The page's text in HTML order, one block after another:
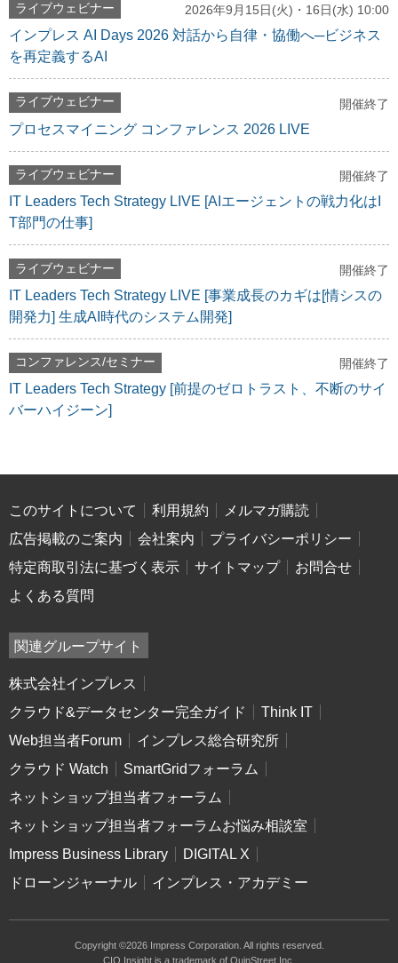
ライブウェビナー 2026年9月15日(火)・16日(水) 10:00
インプレス AI Days 2026 対話から自律・協働へ─ビジネス
を再定義するAI
ライブウェビナー 開催終了
プロセスマイニング コンファレンス 2026 LIVE
ライブウェビナー 開催終了
IT Leaders Tech Strategy LIVE [AIエージェントの戦力化はI
T部門の仕事]
ライブウェビナー 開催終了
IT Leaders Tech Strategy LIVE [事業成長のカギは[情シスの
開発力] 生成AI時代のシステム開発]
コンファレンス/セミナー 開催終了
IT Leaders Tech Strategy [前提のゼロトラスト、不断のサイ
バーハイジーン]
このサイトについて 利用規約
メルマガ購読
広告掲載のご案内
会社案内
プライバシーポリシー
特定商取引法に基づく表示
サイトマップ
お問合せ
よくある質問
関連グループサイト
株式会社インプレス
クラウド&データセンター完全ガイド
Think IT
Web担当者Forum
インプレス総合研究所
クラウド Watch
SmartGridフォーラム
ネットショップ担当者フォーラム
ネットショップ担当者フォーラムお悩み相談室
Impress Business Library
DIGITAL X
ドローンジャーナル
インプレス・アカデミー
Copyright ©2026 Impress Corporation. All rights reserved.
CIO Insight is a trademark of QuinStreet Inc.